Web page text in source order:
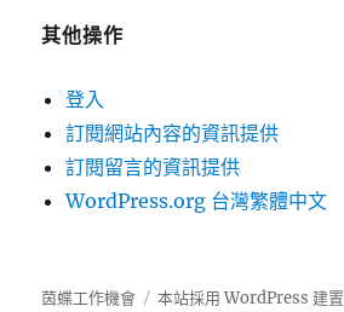
其他操作
登入
訂閱網站內容的資訊提供
訂閱留言的資訊提供
WordPress.org 台灣繁體中文
茵蝶工作機會 本站採用 WordPress 建置